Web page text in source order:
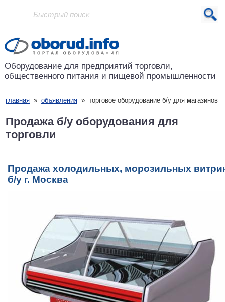
Проект основан в 2001 году
Оборудование для предприятий торговли,
общественного питания и пищевой промышленности
главная » объявления » торговое оборудование б/у для магазинов
Продажа б/у оборудования для
торговли
Продажа холодильных, морозильных
б/у г. Москва